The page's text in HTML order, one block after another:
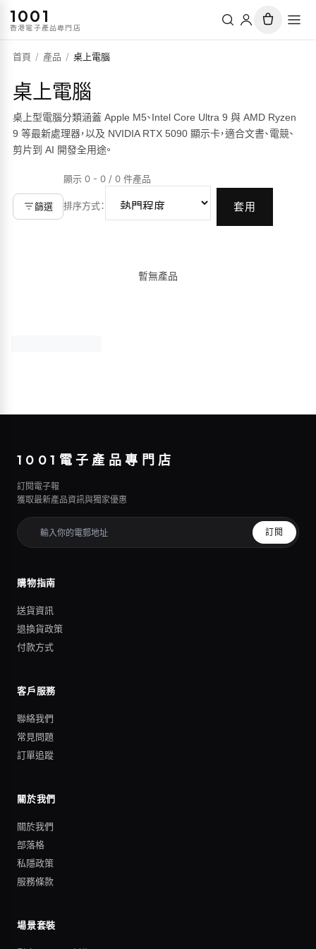
1001
香港電子產品專門店
首頁 / 產品 / 桌上電腦
桌上電腦
桌上型電腦分類涵蓋 Apple M5、Intel Core Ultra 9 與 AMD Ryzen
9 等最新處理器，以及 NVIDIA RTX 5090 顯示卡，適合文書、電競、
剪片到 AI 開發全用途。
篩選
顯示 0 - 0 / 0 件產品
排序方式： 套用
暫無產品
1001電子產品專門店
訂閱電子報
獲取最新產品資訊與獨家優惠
訂閱
購物指南
送貨資訊
退換貨政策
付款方式
客戶服務
聯絡我們
常見問題
訂單追蹤
關於我們
關於我們
部落格
私隱政策
服務條款
場景套裝